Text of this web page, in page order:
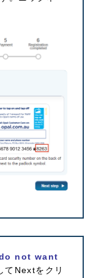
not want
てNextをクリ